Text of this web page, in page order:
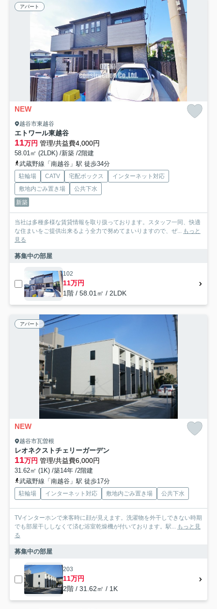
アパート
NEW
越谷市東越谷
エトワール東越谷
11万円 管理/共益費4,000円
58.01㎡ (2LDK) /新築 /2階建
武蔵野線「南越谷」駅 徒歩34分
駐輪場 CATV 宅配ボックス
インターネット対応
敷地内ごみ置き場
公共下水
新築
当社は多種多様な賃貸情報を取り扱っております。スタッフ一同、快適
な住まいをご提供出来るよう全力で努めてまいりますので、ぜ... もっと
見る
募集中の部屋
102
11万円
1階 / 58.01㎡ / 2LDK
アパート
NEW
越谷市瓦曽根
レオネクストチェリーガーデン
11万円 管理/共益費6,000円
31.62㎡ (1K) /築14年 /2階建
武蔵野線「南越谷」駅 徒歩17分
駐輪場 インターネット対応 敷地内ごみ置き場 公共下水
TVインターホンで来客時に顔が見えます。洗濯物を外干しできない時期
でも部屋干ししなくて済む浴室乾燥機が付いております。駅... もっと見
る
募集中の部屋
203
11万円
2階 / 31.62㎡ / 1K